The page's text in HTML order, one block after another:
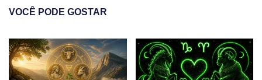
VOCÊ PODE GOSTAR